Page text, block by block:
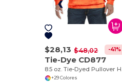
$28,13 $48,02 -41%
Tie-Dye CD877
+29 Colores